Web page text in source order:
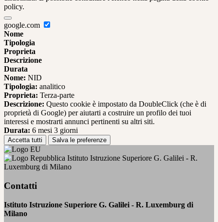
policy.
google.com
Nome
Tipologia
Proprieta
Descrizione
Durata
Nome: NID
Tipologia: analitico
Proprieta: Terza-parte
Descrizione: Questo cookie è impostato da DoubleClick (che è di
proprietà di Google) per aiutarti a costruire un profilo dei tuoi
interessi e mostrarti annunci pertinenti su altri siti.
Durata: 6 mesi 3 giorni
Accetta tutti Salva le preferenze
Istituto Istruzione Superiore G. Galilei - R.
Luxemburg di Milano
Contatti
Istituto Istruzione Superiore G. Galilei - R. Luxemburg di
Milano